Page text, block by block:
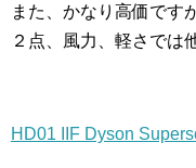
また、かなり高価です
２点、風力、軽さでは
HD01 IIF Dyson